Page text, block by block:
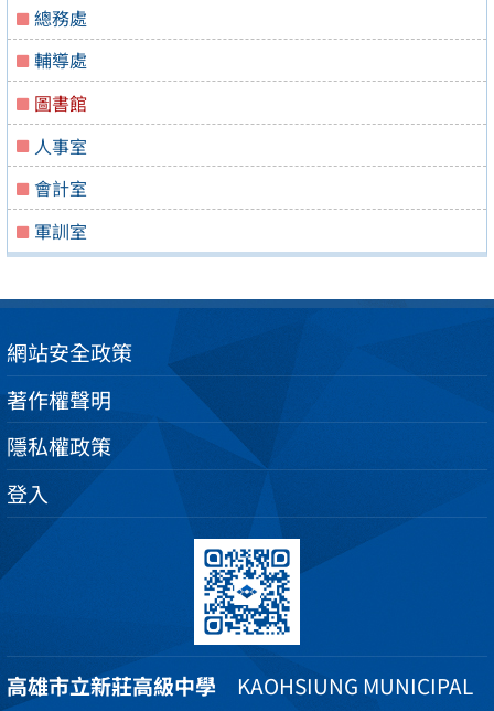
總務處
輔導處
圖書館
人事室
會計室
軍訓室
網站安全政策
著作權聲明
隱私權政策
登入
高雄市立新莊高級中學 KAOHSIUNG MUNICIPAL